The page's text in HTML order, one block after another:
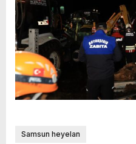
Samsun heyelan